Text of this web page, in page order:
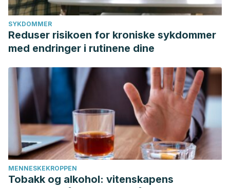
SYKDOMMER
Reduser risikoen for kroniske sykdommer
med endringer i rutinene dine
MENNESKEKROPPEN
Tobakk og alkohol: vitenskapens